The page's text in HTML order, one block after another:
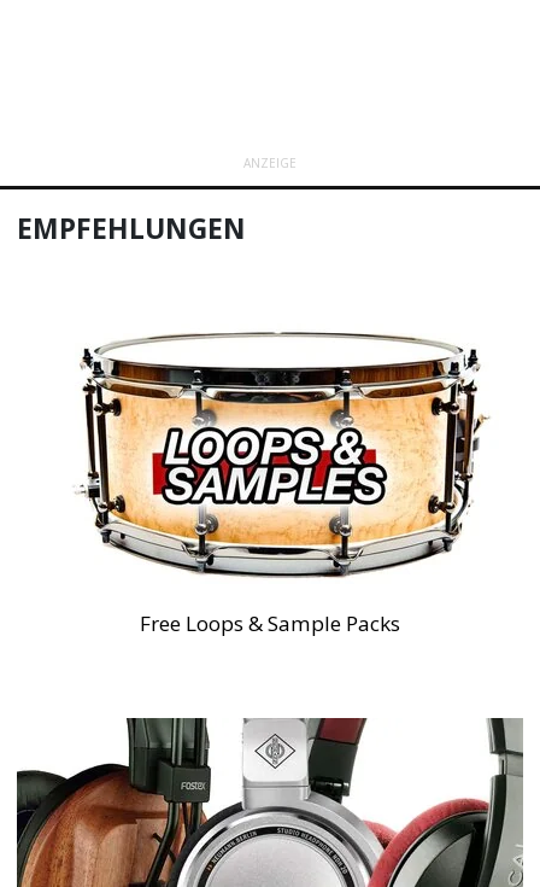
ANZEIGE
EMPFEHLUNGEN
Free Loops & Sample Packs